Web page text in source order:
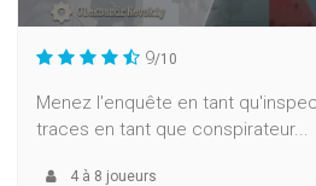
9/10
Menez l'enquête en tant
traces en tant que conspirateur...
4 à 8 joueurs